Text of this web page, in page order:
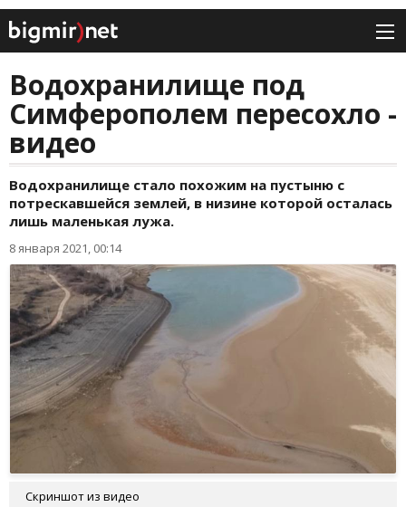
Водохранилище под
Симферополем пересохло -
видео
Водохранилище стало похожим на пустыню с
потрескавшейся землей, в низине которой осталась
лишь маленькая лужа.
8 января 2021, 00:14
Скриншот из видео